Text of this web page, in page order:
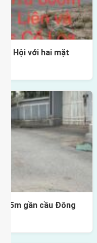
Hội với hai mặt
4,5m gần cầu Đông